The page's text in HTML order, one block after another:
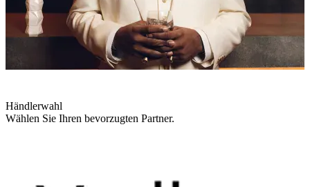
Händlerwahl
Wählen Sie Ihren bevorzugten Partner.